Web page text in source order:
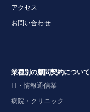
アクセス
お問い合わせ
業種別の顧問契約について
IT・情報通信業
病院・クリニック